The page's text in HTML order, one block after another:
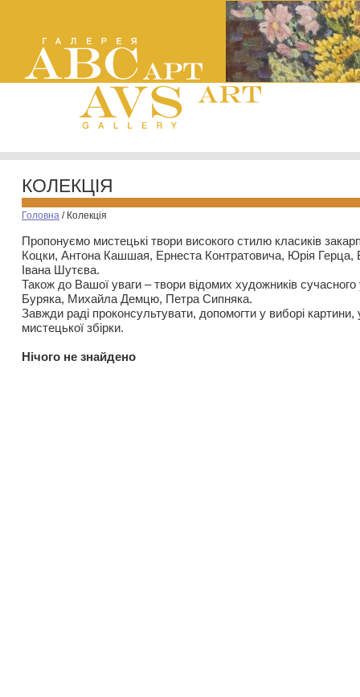
КОЛЕКЦІЯ
Головна / Колекція
Пропонуємо мистецькі твори високого стилю класиків
Коцки, Антона Кашшая, Ернеста Контратовича, Юрія
Івана Шутєва.
Також до Вашої уваги – твори відомих художників
Буряка, Михайла Демцю, Петра Сипняка.
Завжди раді проконсультувати, допомогти у виборі картини,
мистецької збірки.
Нiчого не знайдено